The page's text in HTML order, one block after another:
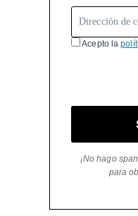
Acepto la
¡No hago
para